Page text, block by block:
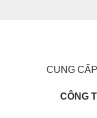
CUNG
CÔNG